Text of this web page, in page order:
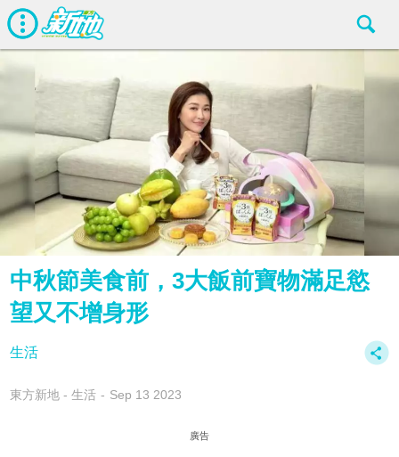
中秋節美食前，3大飯前寶物滿足慾
望又不增身形
生活
東方新地 - 生活 Sep 13 2023
廣告